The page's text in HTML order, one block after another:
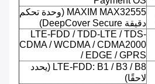
MAXIM MAX32555 (وحدة تحكم
دقيقة DeepCover Secure)
LTE-FDD / TDD-LTE / TDS-
CDMA / WCDMA / CDMA2000
/ EDGE / GPRS
LTE-FDD: B1 / B3 / B8 (يحدد
لاحقًا)